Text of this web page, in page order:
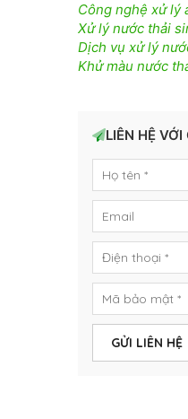
Công nghệ xử lý
Xử lý nước thải
Dịch vụ xử lý
Khử màu nước
LIÊN HỆ
GỬI LIÊN HỆ